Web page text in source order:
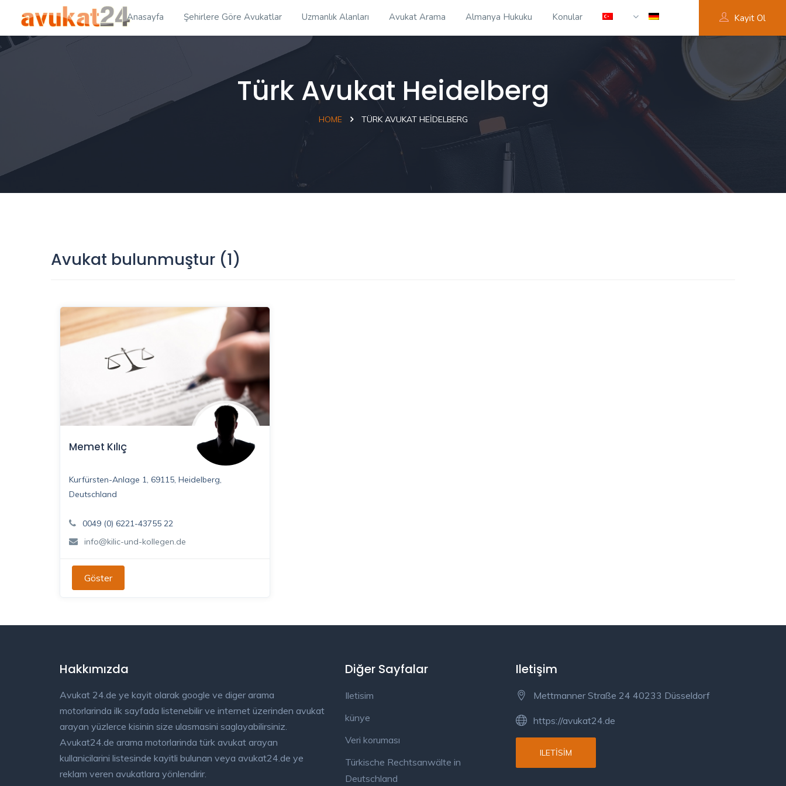
Anasayfa Şehirlere Göre Avukatlar Uzmanlık Alanları Avukat Arama Almanya Hukuku Konular Kayit Ol
Türk Avukat Heidelberg
HOME TÜRK AVUKAT HEIDELBERG
Avukat bulunmuştur (1)
Memet Kılıç
Kurfürsten-Anlage 1, 69115, Heidelberg,
Deutschland
0049 (0) 6221-43755 22
info@kilic-und-kollegen.de
Göster
Hakkımızda
Avukat 24.de ye kayit olarak google ve diger arama
motorlarinda ilk sayfada listenebilir ve internet üzerinden avukat
arayan yüzlerce kisinin size ulasmasini saglayabilirsiniz.
Avukat24.de arama motorlarinda türk avukat arayan
kullanicilarini listesinde kayitli bulunan veya avukat24.de ye
reklam veren avukatlara yönlendirir.
Diğer Sayfalar
Iletisim
künye
Veri koruması
Türkische Rechtsanwälte in
Deutschland
Iletişim
Mettmanner Straße 24 40233 Düsseldorf
https://avukat24.de
ILETISIM